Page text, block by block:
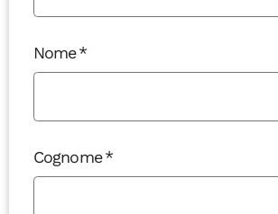
Nome
Cognome